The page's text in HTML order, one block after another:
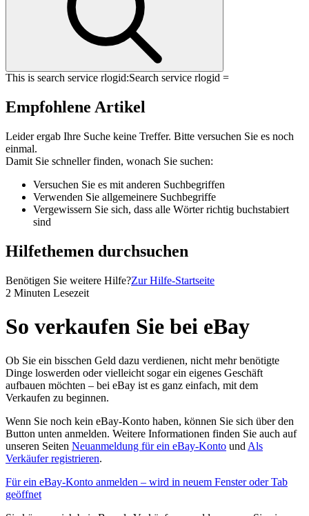
This is search service rlogid:Search service rlogid =
Empfohlene Artikel
Leider ergab Ihre Suche keine Treffer. Bitte versuchen Sie es noch
einmal.
Damit Sie schneller finden, wonach Sie suchen:
Versuchen Sie es mit anderen Suchbegriffen
Verwenden Sie allgemeinere Suchbegriffe
Vergewissern Sie sich, dass alle Wörter richtig buchstabiert
sind
Hilfethemen durchsuchen
Benötigen Sie weitere Hilfe?Zur Hilfe-Startseite
2 Minuten Lesezeit
So verkaufen Sie bei eBay
Ob Sie ein bisschen Geld dazu verdienen, nicht mehr benötigte
Dinge loswerden oder vielleicht sogar ein eigenes Geschäft
aufbauen möchten – bei eBay ist es ganz einfach, mit dem
Verkaufen zu beginnen.
Wenn Sie noch kein eBay-Konto haben, können Sie sich über den
Button unten anmelden. Weitere Informationen finden Sie auch auf
unseren Seiten Neuanmeldung für ein eBay-Konto und Als
Verkäufer registrieren.
Für ein eBay-Konto anmelden – wird in neuem Fenster oder Tab
geöffnet